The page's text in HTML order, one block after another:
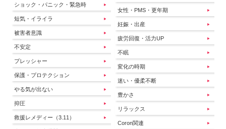
ショック・パニック・緊急時
短気・イライラ
被害者意識
不安定
プレッシャー
保護・プロテクション
やる気が出ない
抑圧
救援レメディー（3.11）
女性・PMS・更年期
妊娠・出産
疲労回復・活力UP
不眠
変化の時期
迷い・優柔不断
豊かさ
リラックス
Coron関連